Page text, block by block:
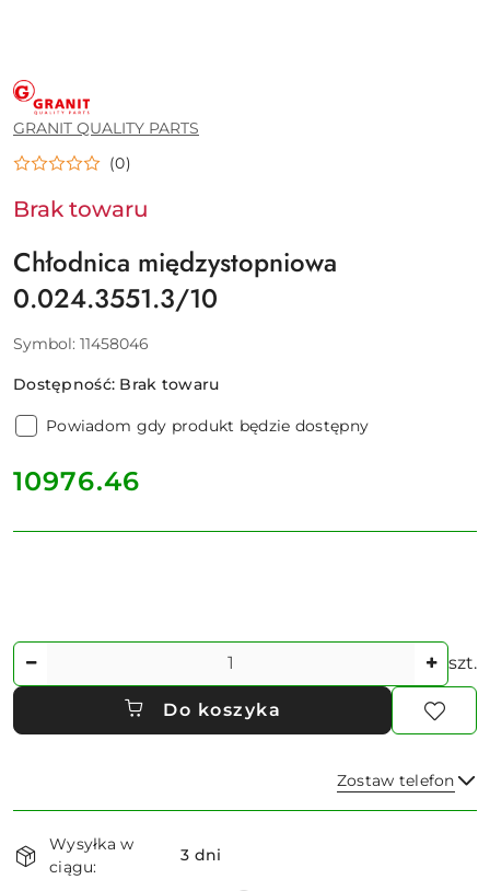
GRANIT
QUALITY
PARTS
GRANIT QUALITY PARTS
(0)
Brak towaru
Chłodnica międzystopniowa
0.024.3551.3/10
Symbol: 11458046
Dostępność: Brak towaru
Powiadom gdy produkt będzie dostępny
cena:
10976.46
Ilość szt.
Do koszyka
Zostaw telefon
Dostępność
i
Wysyłka w
ciągu:
3 dni